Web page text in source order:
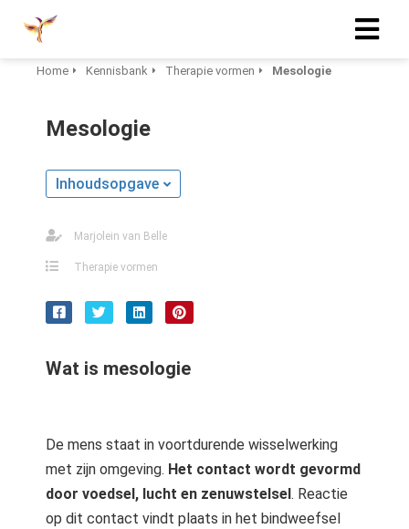
Home Kennisbank Therapie vormen Mesologie
Mesologie
Inhoudsopgave
Marjolein van Belle
Therapie vormen
Wat is mesologie
De mens staat in voortdurende wisselwerking
met zijn omgeving. Het contact wordt gevormd
door voedsel, lucht en zenuwstelsel . Reactie
op dit contact vindt plaats in het bindweefsel